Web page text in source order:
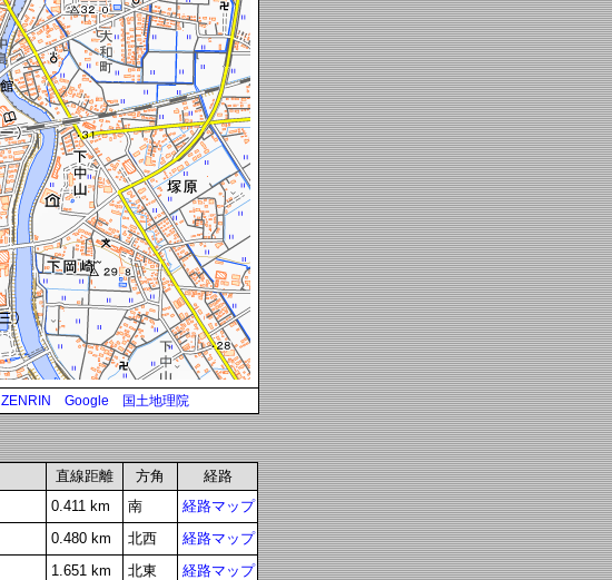
ZENRIN Google 国土地理院
直線距離 方角
経路
0.411 km 南
経路マップ
0.480 km 北西
経路マップ
1.651 km 北東
経路マップ